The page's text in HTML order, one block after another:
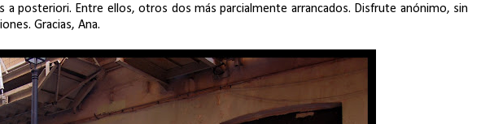
posteriori. Entre ellos, otros dos más parcialmente arrancados. Disfrute anónimo, sin
Gracias, Ana.